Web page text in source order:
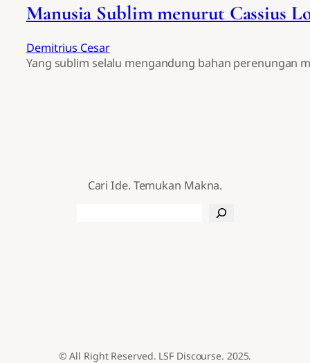
Manusia Sublim menurut Cassius
Demitrius Cesar
Yang sublim selalu mengandung bahan perenungan
Cari Ide. Temukan Makna.
© All Right Reserved. LSF Discourse. 2025.